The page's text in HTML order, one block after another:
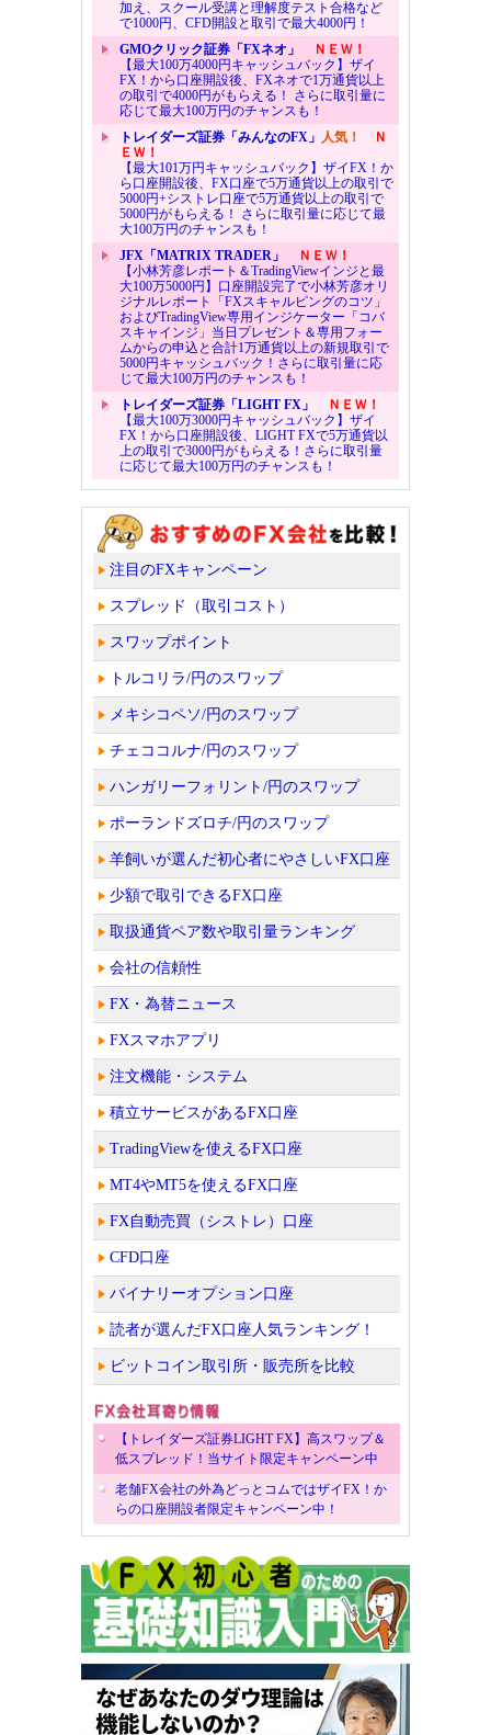
加え、スクール受講と理解度テスト合格など
で1000円、CFD開設と取引で最大4000円！
GMOクリック証券「FXネオ」
ＮＥＷ！
【最大100万4000円キャッシュバック】ザイ
FX！から口座開設後、FXネオで1万通貨以上
の取引で4000円がもらえる！ さらに取引量に
応じて最大100万円のチャンスも！
トレイダーズ証券「みんなのFX」 人気！
Ｎ
ＥＷ！
【最大101万円キャッシュバック】ザイFX！か
ら口座開設後、FX口座で5万通貨以上の取引で
5000円+シストレ口座で5万通貨以上の取引で
5000円がもらえる！ さらに取引量に応じて最
大100万円のチャンスも！
JFX「MATRIX TRADER」
ＮＥＷ！
【小林芳彦レポート＆TradingViewインジと最
大100万5000円】口座開設完了で小林芳彦オリ
ジナルレポート「FXスキャルピングのコツ」
およびTradingView専用インジケーター「コバ
スキャインジ」当日プレゼント＆専用フォー
ムからの申込と合計1万通貨以上の新規取引で
5000円キャッシュバック！さらに取引量に応
じて最大100万円のチャンスも！
トレイダーズ証券「LIGHT FX」
ＮＥＷ！
【最大100万3000円キャッシュバック】ザイ
FX！から口座開設後、LIGHT FXで5万通貨以
上の取引で3000円がもらえる！さらに取引量
に応じて最大100万円のチャンスも！
注目のFXキャンペーン
スプレッド（取引コスト）
スワップポイント
トルコリラ/円のスワップ
メキシコペソ/円のスワップ
チェココルナ/円のスワップ
ハンガリーフォリント/円のスワップ
ポーランドズロチ/円のスワップ
羊飼いが選んだ初心者にやさしいFX口座
少額で取引できるFX口座
取扱通貨ペア数や取引量ランキング
会社の信頼性
FX・為替ニュース
FXスマホアプリ
注文機能・システム
積立サービスがあるFX口座
TradingViewを使えるFX口座
MT4やMT5を使えるFX口座
FX自動売買（シストレ）口座
CFD口座
バイナリーオプション口座
読者が選んだFX口座人気ランキング！
ビットコイン取引所・販売所を比較
【トレイダーズ証券LIGHT FX】高スワップ＆
低スプレッド！当サイト限定キャンペーン中
老舗FX会社の外為どっとコムではザイFX！か
らの口座開設者限定キャンペーン中！